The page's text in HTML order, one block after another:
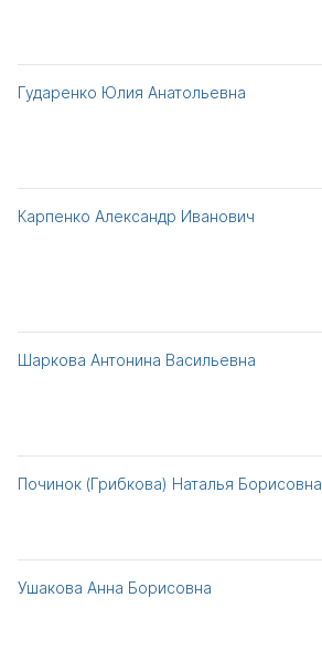
Гударенко Юлия Анатольевна
Карпенко Александр Иванович
Шаркова Антонина Васильевна
Починок (Грибкова) Наталья Борисовна
Ушакова Анна Борисовна